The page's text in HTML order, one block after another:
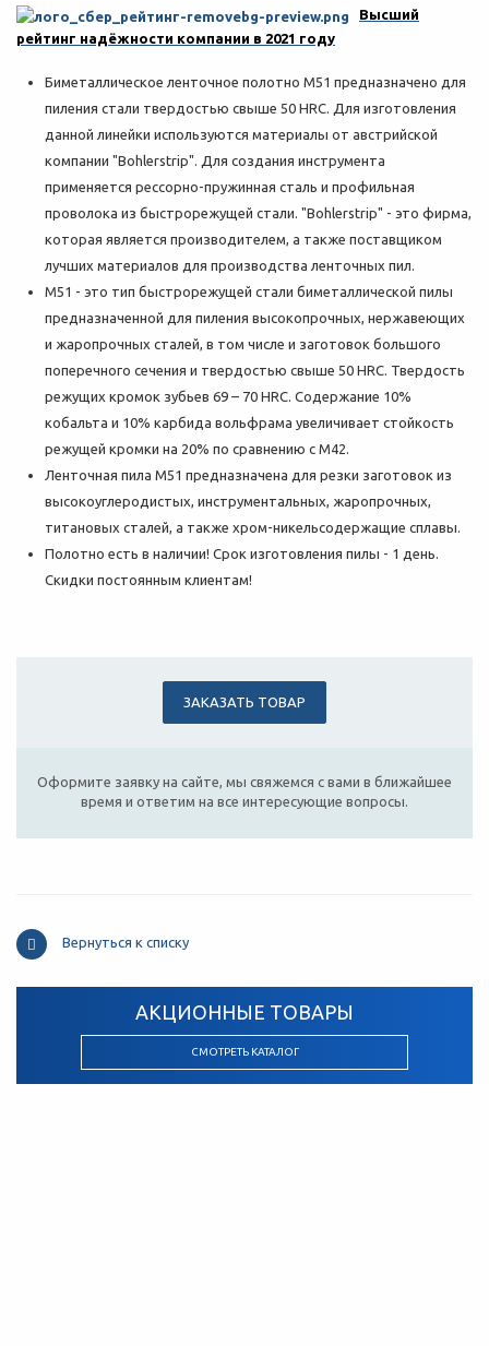
Высший
рейтинг надёжности компании в 2021 году
Биметаллическое ленточное полотно M51 предназначено для
пиления стали твердостью свыше 50 HRC. Для изготовления
данной линейки используются материалы от австрийской
компании "Bohlerstrip". Для создания инструмента
применяется рессорно-пружинная сталь и профильная
проволока из быстрорежущей стали. "Bohlerstrip" - это фирма,
которая является производителем, а также поставщиком
лучших материалов для производства ленточных пил.
M51 - это тип быстрорежущей стали биметаллической пилы
предназначенной для пиления высокопрочных, нержавеющих
и жаропрочных сталей, в том числе и заготовок большого
поперечного сечения и твердостью свыше 50 HRC. Твердость
режущих кромок зубьев 69 – 70 HRC. Содержание 10%
кобальта и 10% карбида вольфрама увеличивает стойкость
режущей кромки на 20% по сравнению с M42.
Ленточная пила М51 предназначена для резки заготовок из
высокоуглеродистых, инструментальных, жаропрочных,
титановых сталей, а также хром-никельсодержащие сплавы.
Полотно есть в наличии! Срок изготовления пилы - 1 день.
Скидки постоянным клиентам!
ЗАКАЗАТЬ ТОВАР
Оформите заявку на сайте, мы свяжемся с вами в ближайшее
время и ответим на все интересующие вопросы.
Вернуться к списку
АКЦИОННЫЕ ТОВАРЫ
СМОТРЕТЬ КАТАЛОГ